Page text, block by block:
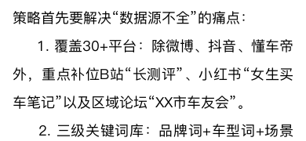
策略首先要解决“数据源不全”的痛点：
1. 覆盖30+平台：除微博、抖音、懂车帝
外，重点补位B站“长测评”、小红书“女生买
车笔记”以及区域论坛“XX市车友会”。
2. 三级关键词库：品牌词+车型词+场景